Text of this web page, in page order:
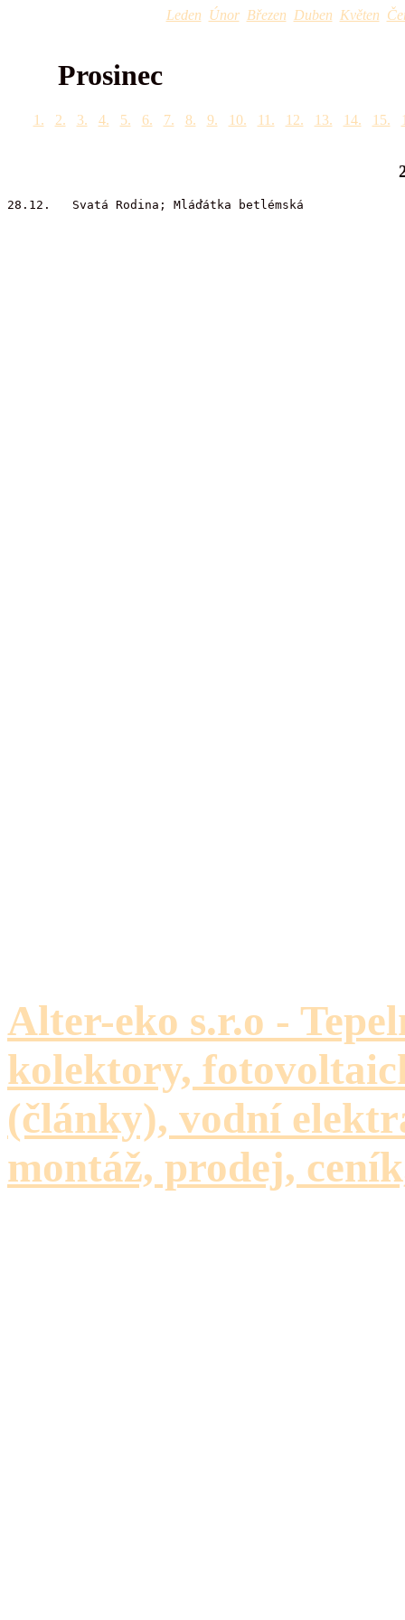
Leden Únor Březen Duben Květen
Prosinec
1. 2. 3. 4. 5. 6. 7. 8. 9. 10. 11. 12. 13. 14. 15.
28.12. Svatá Rodina; Mláďátka betlémská
Alter-eko s.r.o -
kolektory,
(články), vodní
montáž, prodej,